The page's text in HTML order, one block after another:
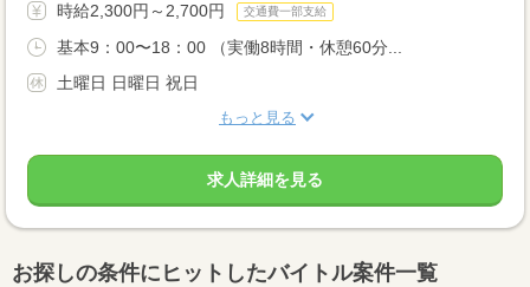
時給2,300円～2,700円 交通費一部支給
基本9：00〜18：00 （実働8時間・休憩60分...
土曜日 日曜日 祝日
もっと見る
求人詳細を見る
お探しの条件にヒットしたバイトル案件一覧